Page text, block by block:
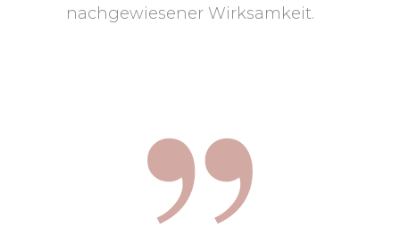
nachgewiesener Wirksamkeit.